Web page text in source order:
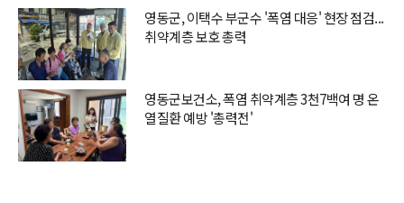
영동군, 이택수 부군수 '폭염 대응' 현장 점검...
취약계층 보호 총력
영동군보건소, 폭염 취약계층 3천7백여 명 온
열질환 예방 '총력전'